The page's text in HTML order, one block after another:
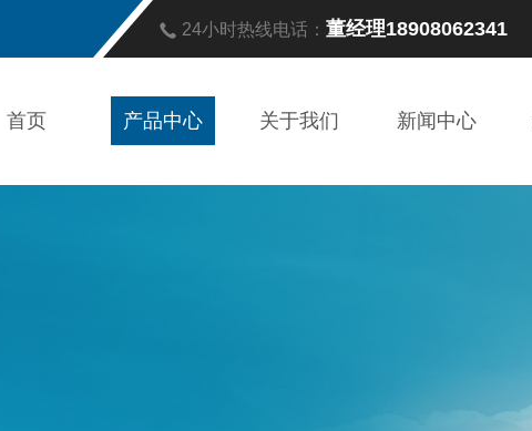
24小时热线电话：董经理18908062341
首页 产品中心 关于我们 新闻中心